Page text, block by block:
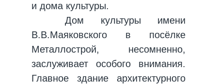
и дома культуры.
Дом культуры имени
В.В.Маяковского в посёлке
Металлострой, несомненно,
заслуживает особого внимания.
Главное здание архитектурного